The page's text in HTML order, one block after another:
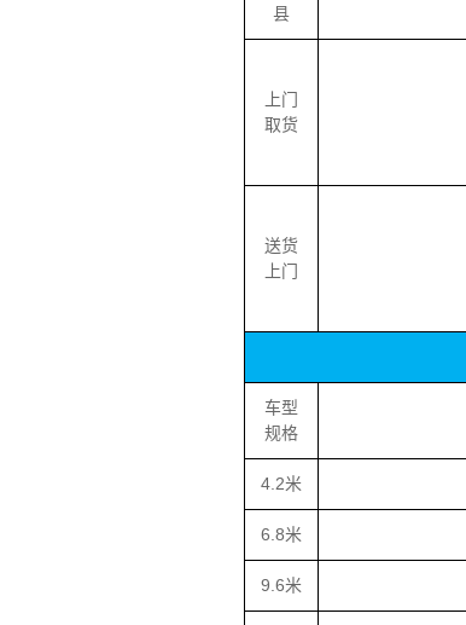
县
上门
取货
送货
上门
车型
规格
4.2米
6.8米
9.6米